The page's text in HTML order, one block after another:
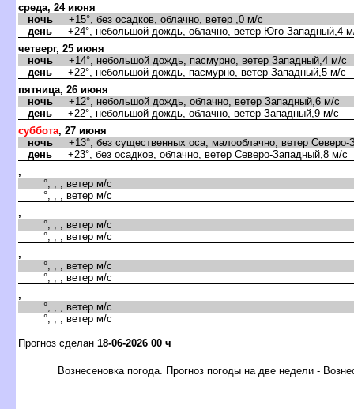
среда, 24 июня
ночь +15°, без осадков, облачно, ветер ,0 м/с
день +24°, небольшой дождь, облачно, ветер Юго-Западный,4
четверг, 25 июня
ночь +14°, небольшой дождь, пасмурно, ветер Западный,4 м/с
день +22°, небольшой дождь, пасмурно, ветер Западный,5 м/с
пятница, 26 июня
ночь +12°, небольшой дождь, облачно, ветер Западный,6 м/с
день +22°, небольшой дождь, облачно, ветер Западный,9 м/с
суббота, 27 июня
ночь +13°, без существенных оса, малооблачно, ветер Северо-
день +23°, без осадков, облачно, ветер Северо-Западный,8 м/с
,
°, , , ветер м/с
°, , , ветер м/с
,
°, , , ветер м/с
°, , , ветер м/с
,
°, , , ветер м/с
°, , , ветер м/с
,
°, , , ветер м/с
°, , , ветер м/с
Прогноз сделан 18-06-2026 00 ч
ознесеновка погода. Прогноз погоды на две недели -